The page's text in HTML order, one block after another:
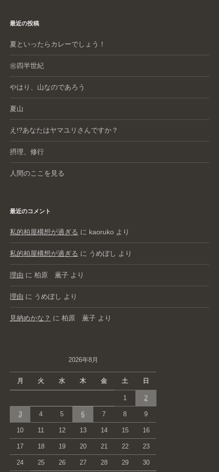
最近の投稿
夏といったらカレーでしょう！
㊗️四半世紀
やはり、山なのであろう
夏山
え!?あなたはヤマユリさんですか？
摂理、修行
人間のここを見る
最近のコメント
私的柏屋構想が過ぎる に kaoruko より
私的柏屋構想が過ぎる に うめぼし より
理由 に 柏原 薫子 より
理由 に うめぼし より
見納めかな？ に 柏原 薫子 より
2026年8月
月 火 水 木 金 土 日
1 2
3 4 5 6 7 8 9
10 11 12 13 14 15 16
17 18 19 20 21 22 23
24 25 26 27 28 29 30